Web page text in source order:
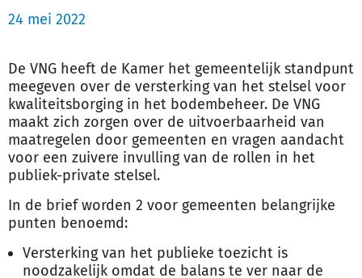
24 mei 2022
De VNG heeft de Kamer het gemeentelijk standpunt
meegeven over de versterking van het stelsel voor
kwaliteitsborging in het bodembeheer. De VNG
maakt zich zorgen over de uitvoerbaarheid van
maatregelen door gemeenten en vragen aandacht
voor een zuivere invulling van de rollen in het
publiek-private stelsel.
In de brief worden 2 voor gemeenten belangrijke
punten benoemd:
Versterking van het publieke toezicht is
noodzakelijk omdat de balans te ver naar de